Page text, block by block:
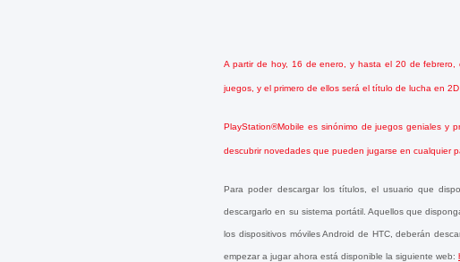
A partir de hoy, 16 de enero, y hasta el 20 de
juegos, y el primero de ellos será el título de lucha en 2D
PlayStation®Mobile es sinónimo de juegos geniales y
descubrir novedades que pueden jugarse en cualquier
Para poder descargar los títulos, el usuario que
descargarlo en su sistema portátil. Aquellos que
los dispositivos móviles Android de HTC, deberán
empezar a jugar ahora está disponible la siguiente web: